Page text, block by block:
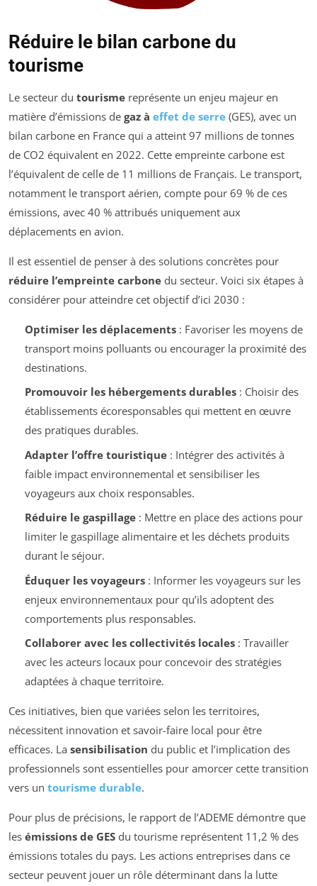
Réduire le bilan carbone du
tourisme
Le secteur du tourisme représente un enjeu majeur en
matière d’émissions de gaz à effet de serre (GES), avec un
bilan carbone en France qui a atteint 97 millions de tonnes
de CO2 équivalent en 2022. Cette empreinte carbone est
l’équivalent de celle de 11 millions de Français. Le transport,
notamment le transport aérien, compte pour 69 % de ces
émissions, avec 40 % attribués uniquement aux
déplacements en avion.
Il est essentiel de penser à des solutions concrètes pour
réduire l’empreinte carbone du secteur. Voici six étapes à
considérer pour atteindre cet objectif d’ici 2030 :
Optimiser les déplacements: Favoriser les moyens de
transport moins polluants ou encourager la proximité des
destinations.
Promouvoir les hébergements durables: Choisir des
établissements écoresponsables qui mettent en œuvre
des pratiques durables.
Adapter l’offre touristique: Intégrer des activités à
faible impact environnemental et sensibiliser les
voyageurs aux choix responsables.
Réduire le gaspillage: Mettre en place des actions pour
limiter le gaspillage alimentaire et les déchets produits
durant le séjour.
Éduquer les voyageurs: Informer les voyageurs sur les
enjeux environnementaux pour qu’ils adoptent des
comportements plus responsables.
Collaborer avec les collectivités locales: Travailler
avec les acteurs locaux pour concevoir des stratégies
adaptées à chaque territoire.
Ces initiatives, bien que variées selon les territoires,
nécessitent innovation et savoir-faire local pour être
efficaces. La sensibilisation du public et l’implication des
professionnels sont essentielles pour amorcer cette transition
vers un tourisme durable.
Pour plus de précisions, le rapport de l’ADEME démontre que
les émissions de GES du tourisme représentent 11,2 % des
émissions totales du pays. Les actions entreprises dans ce
secteur peuvent jouer un rôle déterminant dans la lutte